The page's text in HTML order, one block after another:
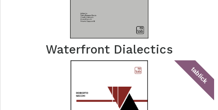
Waterfront Dialectics
tablick